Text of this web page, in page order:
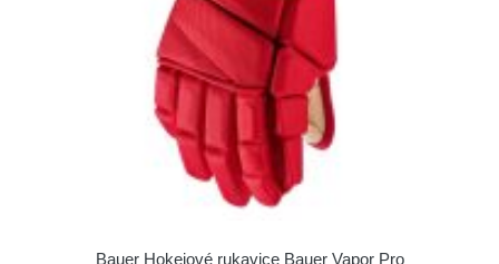
Bauer Hokejové rukavice Bauer Vapor Pro